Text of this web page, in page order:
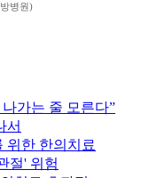
병원)
나가는 줄 모른다”
서
위한 한의치료
절' 위험